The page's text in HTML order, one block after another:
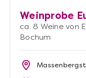
Weinprobe
ca. 8 Weine von
Bochum